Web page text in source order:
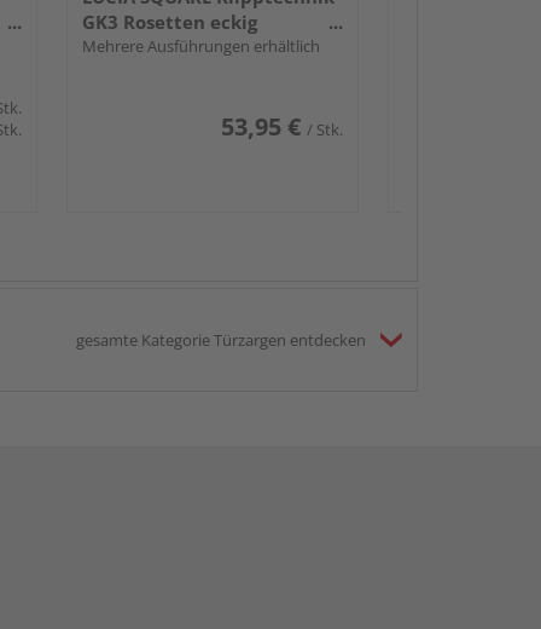
GK3 Rosetten eckig
Buntbart Edelst. ma.
Mehrere Ausführungen erhältlich
53,95 € / Stk.
gesamte Kategorie Türzargen entdecken